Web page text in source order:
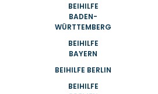
BEIHILFE
BADEN-
WÜRTTEMBERG
BEIHILFE
BAYERN
BEIHILFE BERLIN
BEIHILFE